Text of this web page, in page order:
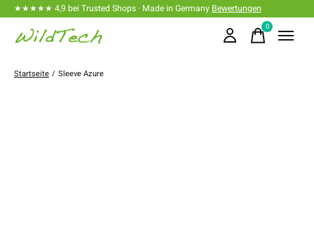
★★★★★ 4,9 bei Trusted Shops · Made in Germany Bewertungen
0items
Startseite / Sleeve Azure